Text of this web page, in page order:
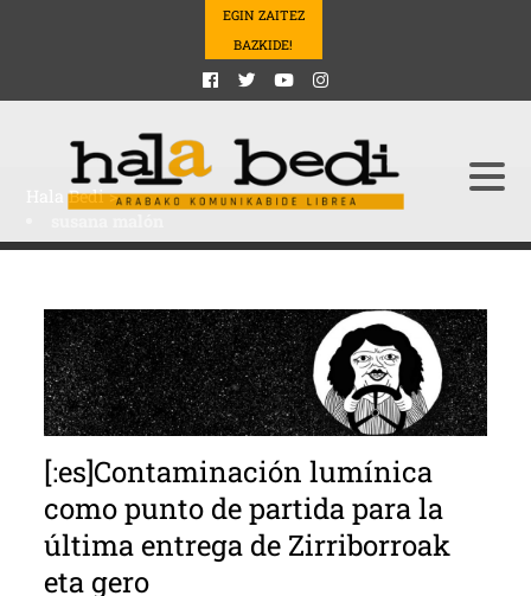
EGIN ZAITEZ
BAZKIDE!
Hala Bedi>
[:es]Contaminación lumínica
como punto de partida para la
última entrega de Zirriborroak
eta gero